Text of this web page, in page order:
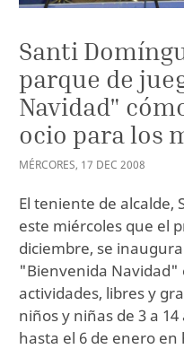
Santi
parque de
Navidad"
ocio para los
MÉRCORES, 17 DEC 2008
El teniente de alcalde,
este miércoles que el
diciembre, se
"Bienvenida Navidad"
actividades, libres y
niños y niñas de 3 a
hasta el 6 de enero en